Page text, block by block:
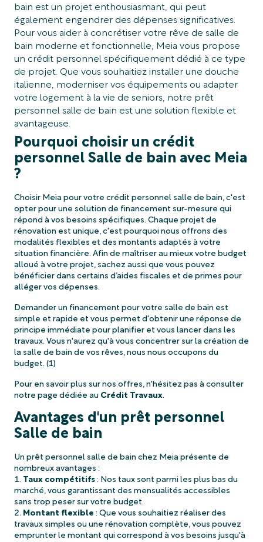
bain est un projet enthousiasmant, qui peut
également engendrer des dépenses significatives.
Pour vous aider à concrétiser votre rêve de salle de
bain moderne et fonctionnelle, Meia vous propose
un crédit personnel spécifiquement dédié à ce type
de projet. Que vous souhaitiez installer une douche
italienne, moderniser vos équipements ou adapter
votre logement à la vie de seniors, notre prêt
personnel salle de bain est une solution flexible et
avantageuse.
Pourquoi choisir un crédit
personnel Salle de bain avec Meia
?
Choisir Meia pour votre crédit personnel salle de bain, c'est
opter pour une solution de financement sur-mesure qui
répond à vos besoins spécifiques. Chaque projet de
rénovation est unique, c'est pourquoi nous offrons des
modalités flexibles et des montants adaptés à votre
situation financière. Afin de maîtriser au mieux votre budget
alloué à votre projet, sachez aussi que vous pouvez
bénéficier dans certains d’aides fiscales et de primes pour
alléger vos dépenses.
Demander un financement pour votre salle de bain est
simple et rapide et vous permet d'obtenir une réponse de
principe immédiate pour planifier et vous lancer dans les
travaux. Vous n'aurez qu'à vous concentrer sur la création de
la salle de bain de vos rêves, nous nous occupons du
budget. (1)
Pour en savoir plus sur nos offres, n'hésitez pas à consulter
notre page dédiée au Crédit Travaux.
Avantages d'un prêt personnel
Salle de bain
Un prêt personnel salle de bain chez Meia présente de
nombreux avantages :
Taux compétitifs : Nos taux sont parmi les plus bas du
marché, vous garantissant des mensualités accessibles
sans trop peser sur votre budget.
Montant flexible : Que vous souhaitiez réaliser des
travaux simples ou une rénovation complète, vous pouvez
emprunter le montant qui correspond à vos besoins jusqu'à